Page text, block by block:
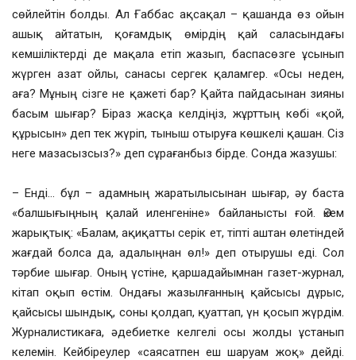
сөйлейтін болды. Ал Ғаббас ақсақал – қашанда өз ойын
ашық айтатын, қоғамдық өмірдің қай саласындағы
кемшіліктерді де мақала етіп жазып, баспасөзге ұсынып
жүрген азат ойлы, санасы сергек қаламгер. «Осы неден,
аға? Мұның сізге не қажеті бар? Қайта пайдасынан зияны
басым шығар? Біраз жасқа келдіңіз, жұрттың көбі «қой,
құрысын» деп тек жүріп, тыныш отыруға көшкелі қашан. Сіз
неге мазасызсыз?» деп сұрағанбыз бірде. Сонда жазушы:
– Енді… бұл – адамның жаратылысынан шығар, әу баста
«балшығыңның қалай иленгеніне» байланысты ғой. Әкем
жарықтық: «Балам, ақиқатты серік ет, тіпті аштан өлетіндей
жағдай болса да, адалыңнан өл!» деп отырушы еді. Сол
тәрбие шығар. Оның үстіне, қаршадайымнан газет-журнал,
кітап оқып өстім. Ондағы жазылғанның қайсысы дұрыс,
қайсысы шындық, соны қолдап, қуаттап, үн қосып жүрдім.
Журналистикаға, әдебиетке келгелі осы жолды ұстанып
келемін. Кейбіреулер «саясатпен еш шаруам жоқ» дейді.